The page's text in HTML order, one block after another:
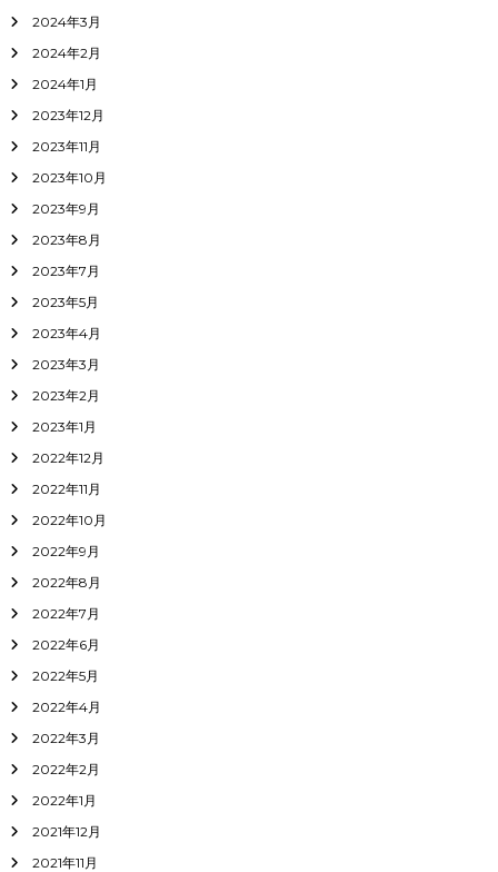
2024年3月
2024年2月
2024年1月
2023年12月
2023年11月
2023年10月
2023年9月
2023年8月
2023年7月
2023年5月
2023年4月
2023年3月
2023年2月
2023年1月
2022年12月
2022年11月
2022年10月
2022年9月
2022年8月
2022年7月
2022年6月
2022年5月
2022年4月
2022年3月
2022年2月
2022年1月
2021年12月
2021年11月